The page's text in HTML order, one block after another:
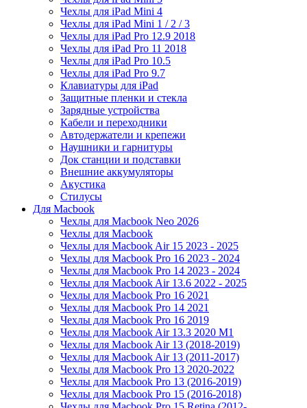
Чехлы для iPad Mini 4
Чехлы для iPad Mini 1 / 2 / 3
Чехлы для iPad Pro 12.9 2018
Чехлы для iPad Pro 11 2018
Чехлы для iPad Pro 10.5
Чехлы для iPad Pro 9.7
Клавиатуры для iPad
Защитные пленки и стекла
Зарядные устройства
Кабели и переходники
Автодержатели и крепежи
Наушники и гарнитуры
Док станции и подставки
Внешние аккумуляторы
Акустика
Стилусы
Для Macbook
Чехлы для Macbook Neo 2026
Чехлы для Macbook
Чехлы для Macbook Air 15 2023 - 2025
Чехлы для Macbook Pro 16 2023 - 2024
Чехлы для Macbook Pro 14 2023 - 2024
Чехлы для Macbook Air 13.6 2022 - 2025
Чехлы для Macbook Pro 16 2021
Чехлы для Macbook Pro 14 2021
Чехлы для Macbook Pro 16 2019
Чехлы для Macbook Air 13.3 2020 M1
Чехлы для Macbook Air 13 (2018-2019)
Чехлы для Macbook Air 13 (2011-2017)
Чехлы для Macbook Pro 13 2020-2022
Чехлы для Macbook Pro 13 (2016-2019)
Чехлы для Macbook Pro 15 (2016-2018)